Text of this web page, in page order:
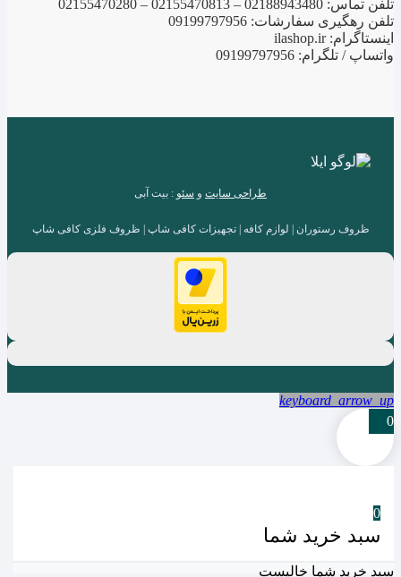
تلفن تماس: 02188943480 – 02155470813 – 02155470280
تلفن رهگیری سفارشات: 09199797956
اینستاگرام: ilashop.ir
واتساپ / تلگرام: 09199797956
طراحی سایت و سئو : بیت آبی
ظروف رستوران | لوازم کافه | تجهیزات کافی شاپ | ظروف فلزی کافی شاپ
keyboard_arrow_up
0
0
سبد خرید شما
سبد خرید شما خالیست